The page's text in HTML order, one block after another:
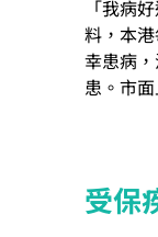
「我病
料，本
幸患病
患。市
受保